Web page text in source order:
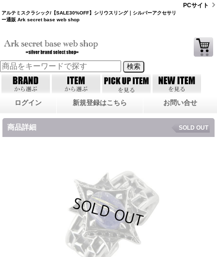
アルテミスクラシック/【SALE30%OFF】シリウスリング｜シルバーアクセサリ
ー通販 Ark secret base web shop
PCサイト
ログイン 新規登録はこちら お問い合せ
商品詳細 SOLD OUT